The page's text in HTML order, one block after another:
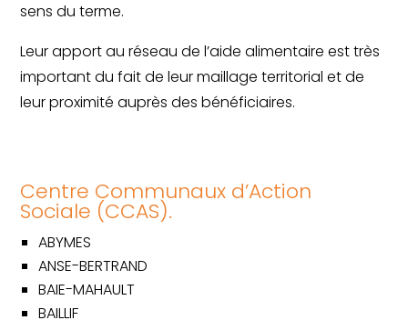
sens du terme.
Leur apport au réseau de l’aide alimentaire est très
important du fait de leur maillage territorial et de
leur proximité auprès des bénéficiaires.
Centre Communaux d’Action
Sociale (CCAS).
ABYMES
ANSE-BERTRAND
BAIE-MAHAULT
BAILLIF